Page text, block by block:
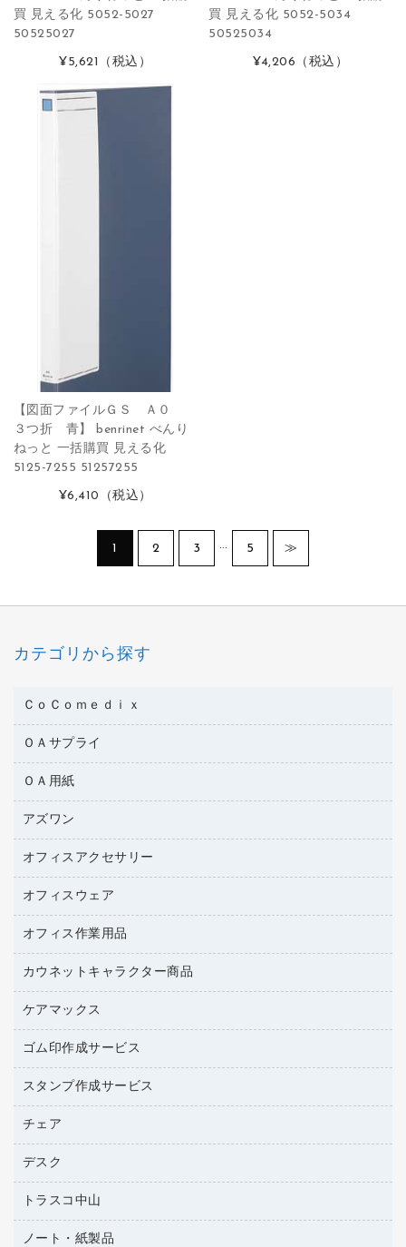
買 見える化 5052-5027
50525027
¥5,621 （税込）
買 見える化 5052-5034
50525034
¥4,206 （税込）
【図面ファイルＧＳ Ａ０
３つ折 青】 benrinet べんり
ねっと 一括購買 見える化
5125-7255 51257255
¥6,410 （税込）
1 2 3 … 5 ≫
カテゴリから探す
ＣｏＣｏｍｅｄｉｘ
医療・介護用品
ＯＡサプライ
インクカートリッジ
トナーカートリッジ
ファクシミリトナー
プリンタ用リボン
リサイクルトナー（プール方式）
リサイクルトナー（リターン方式）
ワープロリボン
互換インクカートリッジ
ＯＡ用紙
インクジェットプリンタ用紙
その他コピー用紙・プリンタ用紙
ハガキ用紙
ファクシミリ用紙
ラベル用紙
ワープロ用紙
帳票用紙／フォーム用紙
名刺用紙
アズワン
医療・介護用品（食品・飲料・食添製品）
研究・環境管理用品
オフィスアクセサリー
オフィスアクセサリー
オフィスウェア
アウター
アクセサリー・その他
ブラウス・シャツ
医療・介護・ワーキングウェア
オフィス作業用品
ペット用品
結束用品
工場用品
梱包用テープ
作業用雑貨
作業用手袋
倉庫収納用品
台車・脚立
カウネットキャラクター商品
カウネットキャラクター商品
ケアマックス
医療・介護用品（食品・飲料・食添製品）
管理医療機器
ゴム印作成サービス
ゴム印（フリーサイズ印）作成サービス
ゴム印作成サービス
スタンプ作成サービス
カウネットスタンプ作成サービス
チェア
オフィスチェア
ミーティングチェア
応接イス・ベンチ
デスク
カウンター
トラスコ中山
建築・作業用品
ノート・紙製品